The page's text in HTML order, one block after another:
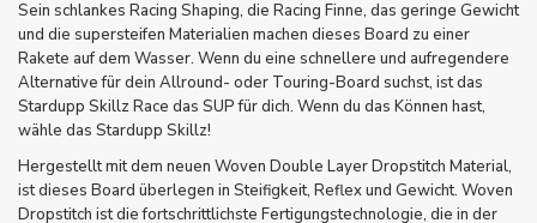
Sein schlankes Racing Shaping, die Racing Finne, das geringe Gewicht
und die supersteifen Materialien machen dieses Board zu einer
Rakete auf dem Wasser. Wenn du eine schnellere und aufregendere
Alternative für dein Allround- oder Touring-Board suchst, ist das
Stardupp Skillz Race das SUP für dich. Wenn du das Können hast,
wähle das Stardupp Skillz!
Hergestellt mit dem neuen Woven Double Layer Dropstitch Material,
ist dieses Board überlegen in Steifigkeit, Reflex und Gewicht. Woven
Dropstitch ist die fortschrittlichste Fertigungstechnologie, die in der